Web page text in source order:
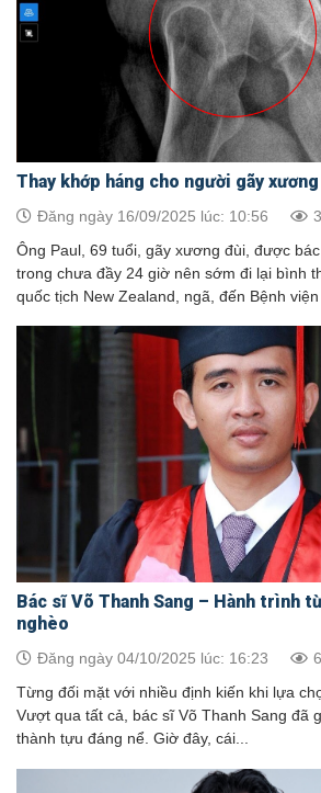
Thay khớp háng cho người gãy
Đăng ngày 16/09/2025 lúc: 10:56
Ông Paul, 69 tuổi, gãy xương đùi, được
trong chưa đầy 24 giờ nên sớm đi lại bình
quốc tịch New Zealand, ngã, đến Bệnh viện
Bác sĩ Võ Thanh Sang – Hành trình
nghèo
Đăng ngày 04/10/2025 lúc: 16:23
Từng đối mặt với nhiều định kiến khi lựa
Vượt qua tất cả, bác sĩ Võ Thanh Sang đã
thành tựu đáng nể. Giờ đây, cái...